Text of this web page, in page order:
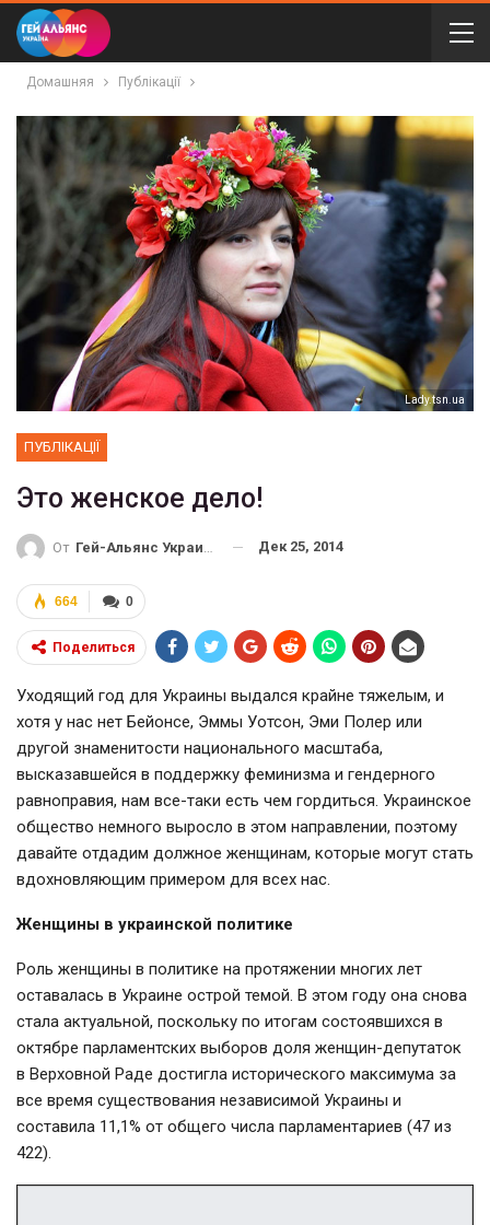
Домашняя Публікації
Lady.tsn.ua
ПУБЛІКАЦІЇ
Это женское дело!
От Гей-Альянс Украина Дек 25, 2014
0
664
Поделиться
Уходящий год для Украины выдался крайне тяжелым, и
хотя у нас нет Бейонсе, Эммы Уотсон, Эми Полер или
другой знаменитости национального масштаба,
высказавшейся в поддержку феминизма и гендерного
равноправия, нам все-таки есть чем гордиться. Украинское
общество немного выросло в этом направлении, поэтому
давайте отдадим должное женщинам, которые могут стать
вдохновляющим примером для всех нас.
Женщины в украинской политике
Роль женщины в политике на протяжении многих лет
оставалась в Украине острой темой. В этом году она снова
стала актуальной, поскольку по итогам состоявшихся в
октябре парламентских выборов доля женщин-депутаток
в Верховной Раде достигла исторического максимума за
все время существования независимой Украины и
составила 11,1% от общего числа парламентариев (47 из
422).